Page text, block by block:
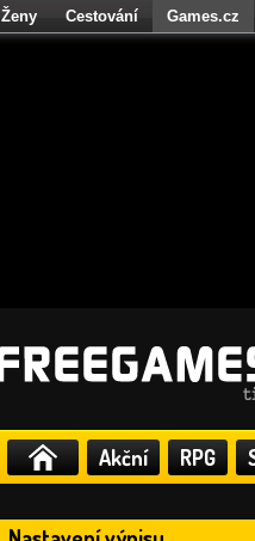
Akční RPG
Ženy Cestování Games.cz